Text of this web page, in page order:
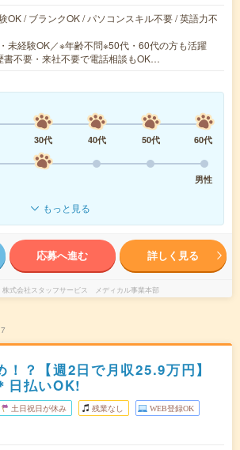
OK / ブランクOK / パソコンスキル不要 / 英語力不
未経験OK／※年齢不問※50代・60代の方も活躍
書不要・来社不要で電話相談もOK…
30代 40代 50代
60代
男性
もっと見る
応募へ進む 詳しく見る
株式会社スタッフサービス メディカル事業本部
！？【週2日で月収25.9万円】
日払いOK!
土日祝日が休み 残業なし WEB登録OK